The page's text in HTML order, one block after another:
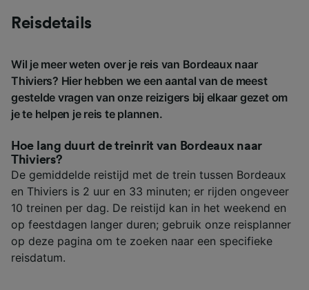
Reisdetails
Wil je meer weten over je reis van Bordeaux naar
Thiviers? Hier hebben we een aantal van de meest
gestelde vragen van onze reizigers bij elkaar gezet om
je te helpen je reis te plannen.
Hoe lang duurt de treinrit van Bordeaux naar
Thiviers?
De gemiddelde reistijd met de trein tussen Bordeaux
en Thiviers is 2 uur en 33 minuten; er rijden ongeveer
10 treinen per dag. De reistijd kan in het weekend en
op feestdagen langer duren; gebruik onze reisplanner
op deze pagina om te zoeken naar een specifieke
reisdatum.